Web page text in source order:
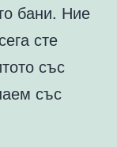
бани. Ние
сте
със
със